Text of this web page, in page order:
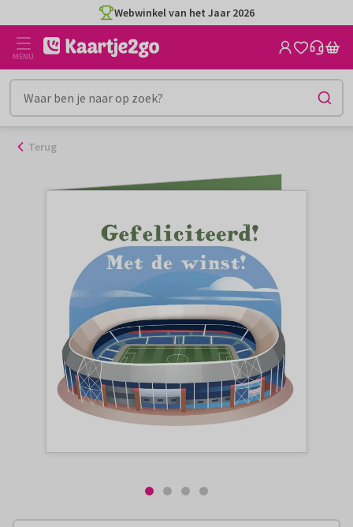
naar
inhoud
Webwinkel van het Jaar 2026
MENU
Terug